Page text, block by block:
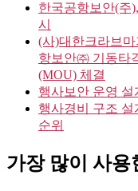
한국공항보안(주
시
(사)대한크라브
항보안㈜ 기동타
(MOU) 체결
행사보안 운영 설
행사경비 구조 설
순위
가장 많이 사용